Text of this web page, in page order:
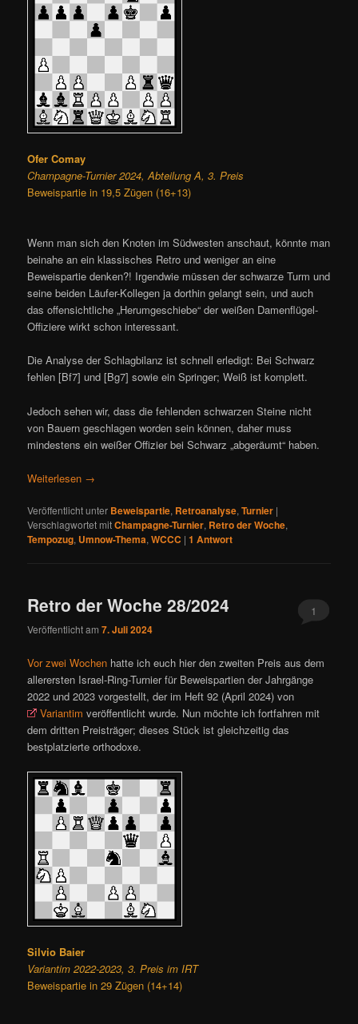
Ofer Comay
Champagne-Turnier 2024, Abteilung A, 3. Preis
Beweispartie in 19,5 Zügen (16+13)
Wenn man sich den Knoten im Südwesten anschaut, könnte man
beinahe an ein klassisches Retro und weniger an eine
Beweispartie denken?! Irgendwie müssen der schwarze Turm und
seine beiden Läufer-Kollegen ja dorthin gelangt sein, und auch
das offensichtliche „Herumgeschiebe“ der weißen Damenflügel-
Offiziere wirkt schon interessant.
Die Analyse der Schlagbilanz ist schnell erledigt: Bei Schwarz
fehlen [Bf7] und [Bg7] sowie ein Springer; Weiß ist komplett.
Jedoch sehen wir, dass die fehlenden schwarzen Steine nicht
von Bauern geschlagen worden sein können, daher muss
mindestens ein weißer Offizier bei Schwarz „abgeräumt“ haben.
Weiterlesen →
Veröffentlicht unter Beweispartie, Retroanalyse,Turnier |
Verschlagwortet mitChampagne-Turnier, Retro der Woche,
Tempozug, Umnow-Thema,WCCC |1 Antwort
Retro der Woche 28/2024
Veröffentlicht am7. Juli 2024
1
Vor zwei Wochen hatte ich euch hier den zweiten Preis aus dem
allerersten Israel-Ring-Turnier für Beweispartien der Jahrgänge
2022 und 2023 vorgestellt, der im Heft 92 (April 2024) von
Variantim veröffentlicht wurde. Nun möchte ich fortfahren mit
dem dritten Preisträger; dieses Stück ist gleichzeitig das
bestplatzierte orthodoxe.
Silvio Baier
Variantim 2022-2023, 3. Preis im IRT
Beweispartie in 29 Zügen (14+14)